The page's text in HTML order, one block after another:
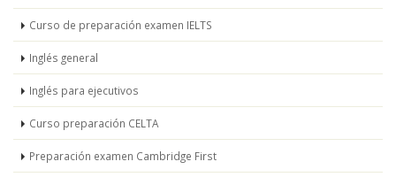
Curso de preparación examen IELTS
Inglés general
Inglés para ejecutivos
Curso preparación CELTA
Preparación examen Cambridge First